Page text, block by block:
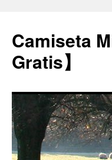
Camiseta
Gratis】